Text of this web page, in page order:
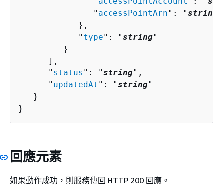
               "
accessPointArn": "string
            },
            "
type": "string"
         }
      ],
      "
status ": "string",
      "
updatedAt ": "string"
   }
}
回應元素
如果動作成功，則服務傳回 HTTP 200 回應。